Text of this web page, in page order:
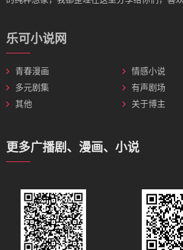
乐可小说网
青春漫画
情感小说
多元剧集
有声剧场
其他
关于博主
更多广播剧、漫画、小说